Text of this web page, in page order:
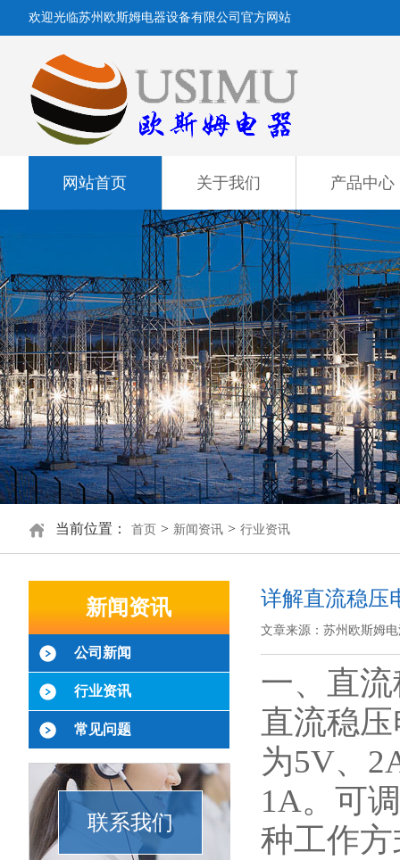
欢迎光临苏州欧斯姆电器设备有限公司官方网站
网站首页 关于我们 产品中心
当前位置： 首页 > 新闻资讯 > 行业资讯
新闻资讯
公司新闻
行业资讯
常见问题
联系我们
详解直流稳压
文章来源：苏州欧斯姆电
一、直
直流稳
为5V、
1A。可
种工作